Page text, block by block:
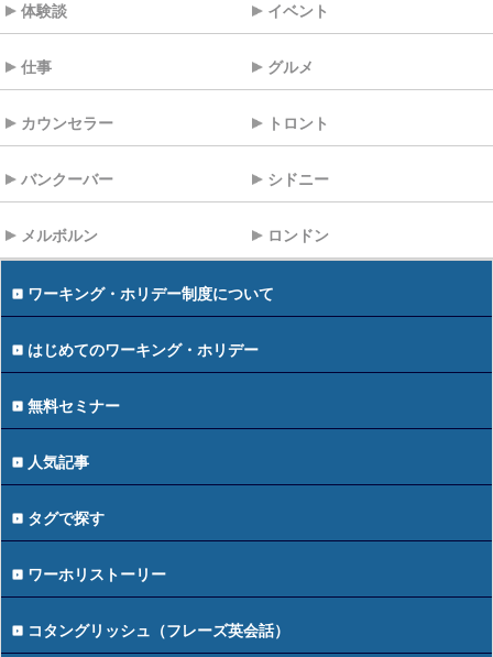
体験談 イベント
仕事 グルメ
カウンセラー トロント
バンクーバー シドニー
メルボルン ロンドン
ワーキング・ホリデー制度について
はじめてのワーキング・ホリデー
無料セミナー
人気記事
タグで探す
ワーホリストーリー
コタングリッシュ（フレーズ英会話）